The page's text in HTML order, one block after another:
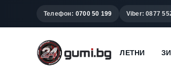
Телефон: 0700 50 199 Viber: 0877
ЛЕТНИ